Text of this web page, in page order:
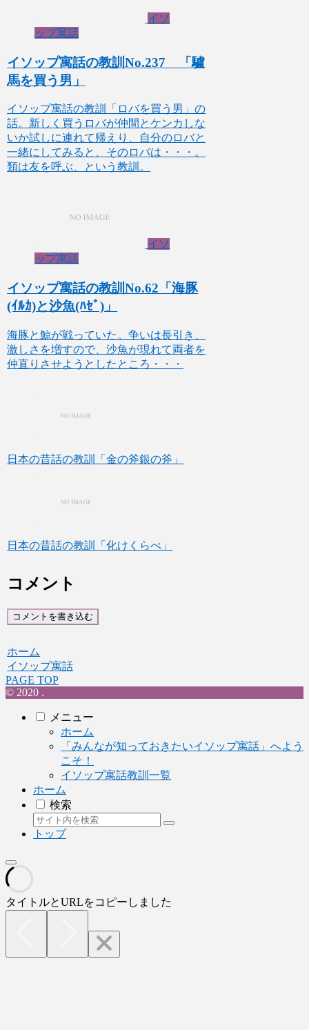
イソ
ップ寓話
イソップ寓話の教訓No.237 「驢
馬を買う男」
イソップ寓話の教訓「ロバを買う男」の
話。新しく買うロバが仲間とケンカしな
いか試しに連れて帰えり、自分のロバと
一緒にしてみると、そのロバは・・・。
類は友を呼ぶ、という教訓。
イソ
ップ寓話
イソップ寓話の教訓No.62「海豚
(ｲﾙｶ)と沙魚(ﾊｾﾞ)」
海豚と鯨が戦っていた。争いは長引き、
激しさを増すので、沙魚が現れて両者を
仲直りさせようとしたところ・・・
日本の昔話の教訓「金の斧銀の斧」
日本の昔話の教訓「化けくらべ」
コメント
コメントを書き込む
ホーム
イソップ寓話
PAGE TOP
© 2020 .
メニュー
ホーム
「みんなが知っておきたいイソップ寓話」へよう
こそ！
イソップ寓話教訓一覧
ホーム
検索
トップ
タイトルとURLをコピーしました